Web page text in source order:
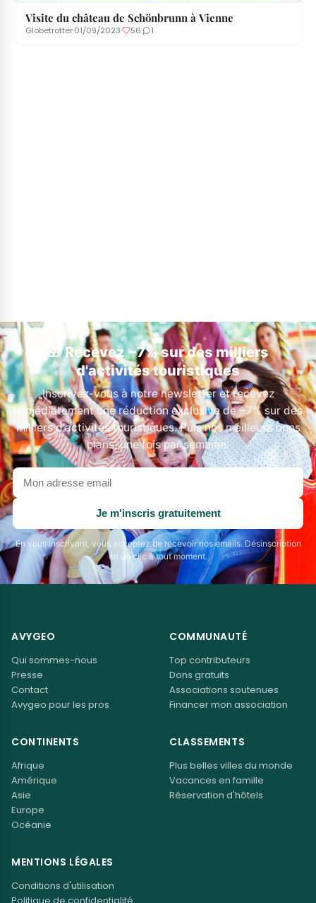
Visite du château de Schönbrunn à Vienne
Globetrotter·01/09/2023· 56· 1
🎁 Recevez −7% sur des milliers
d'activités touristiques
Inscrivez-vous à notre newsletter et recevez
immédiatement une réduction exclusive de −7% sur des
milliers d'activités touristiques. Puis nos meilleurs bons
plans, une fois par semaine.
Votre
adresse
email
Je m'inscris gratuitement
En vous inscrivant, vous acceptez de recevoir nos emails. Désinscription
en un clic à tout moment.
AVYGEO
Qui sommes-nous
Presse
Contact
Avygeo pour les pros
COMMUNAUTÉ
Top contributeurs
Dons gratuits
Associations soutenues
Financer mon association
CONTINENTS
Afrique
Amérique
Asie
Europe
Océanie
CLASSEMENTS
Plus belles villes du monde
Vacances en famille
Réservation d'hôtels
MENTIONS LÉGALES
Conditions d'utilisation